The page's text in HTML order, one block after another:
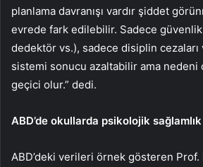
planlama davranışı vardır şiddet
evrede fark edilebilir. Sadece
dedektör vs.), sadece disiplin cezaları
sistemi sonucu azaltabilir ama nedeni
geçici olur.” dedi.
ABD’de okullarda psikolojik sağlamlık
ABD’deki verileri örnek gösteren Prof.